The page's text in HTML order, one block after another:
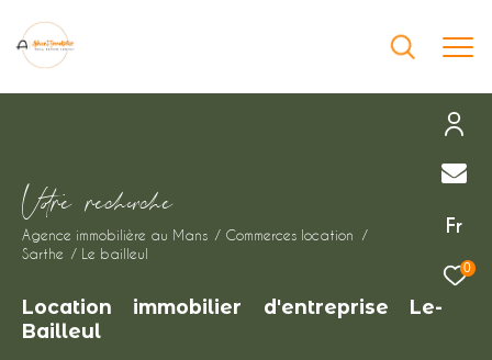
Fr
0
Vore recece
Agence immobilière au Mans
Commerces location
Sarthe
Le bailleul
Location immobilier d'entreprise Le-
Bailleul
Effectuer une recherche
et trouver le bien qui correspond à vos
critères
Type
d'offre
Location immobilier professionnel